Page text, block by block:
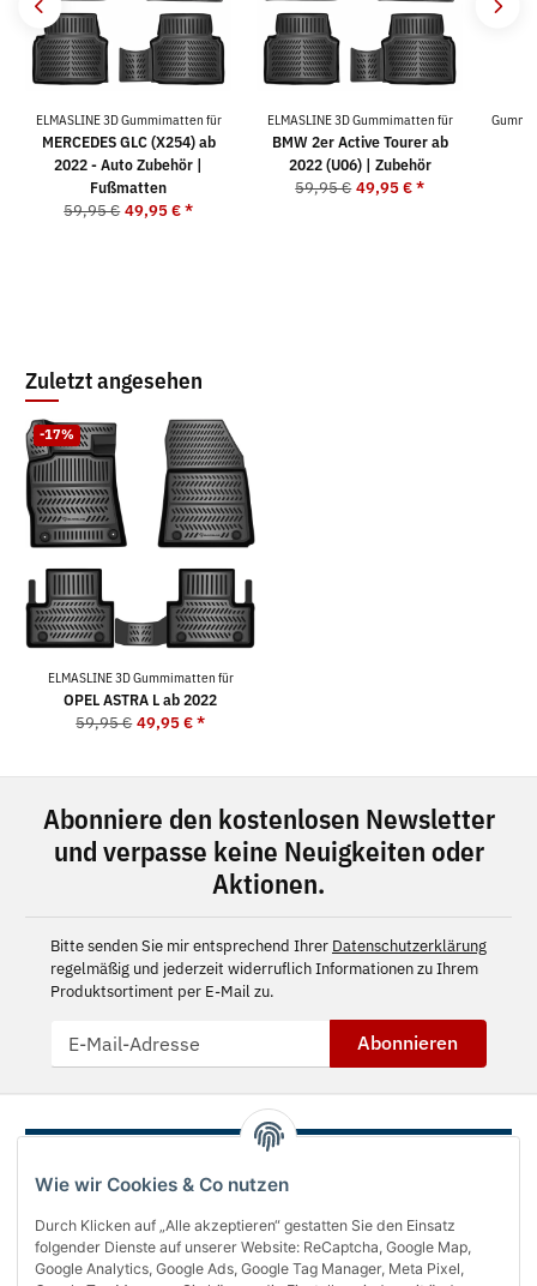
Wie wir Cookies & Co nutzen
Durch Klicken auf „Alle akzeptieren“ gestatten Sie den Einsatz
folgender Dienste auf unserer Website: ReCaptcha, Google Map,
Google Analytics, Google Ads, Google Tag Manager, Meta Pixel,
ELMASLINE 3D Gummimatten für
MERCEDES GLC (X254) ab
2022 - Auto Zubehör |
Fußmatten
59,95 € 49,95 €*
ELMASLINE 3D Gummimatten für
BMW 2er Active Tourer ab
2022 (U06) | Zubehör
59,95 € 49,95 €*
Zuletzt angesehen
-17%
ELMASLINE 3D Gummimatten für
OPEL ASTRA L ab 2022
59,95 € 49,95 €*
Abonniere den kostenlosen Newsletter
und verpasse keine Neuigkeiten oder
Aktionen.
Bitte senden Sie mir entsprechend Ihrer Datenschutzerklärung
regelmäßig und jederzeit widerruflich Informationen zu Ihrem
Produktsortiment per E-Mail zu.
Abonnieren